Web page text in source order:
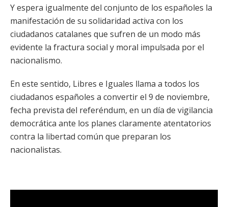
Y espera igualmente del conjunto de los españoles la
manifestación de su solidaridad activa con los
ciudadanos catalanes que sufren de un modo más
evidente la fractura social y moral impulsada por el
nacionalismo.
En este sentido, Libres e Iguales llama a todos los
ciudadanos españoles a convertir el 9 de noviembre,
fecha prevista del referéndum, en un día de vigilancia
democrática ante los planes claramente atentatorios
contra la libertad común que preparan los
nacionalistas.